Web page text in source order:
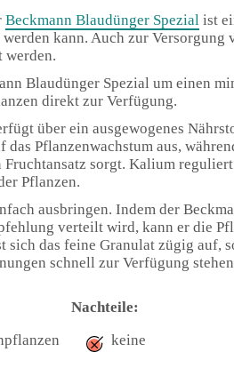
Beckmann Blaudünger Spezial ist
kann. Auch zur Versorgung
werden.
Blaudünger Spezial um einen
direkt zur Verfügung.
über ein ausgewogenes
Pflanzenwachstum aus,
sorgt. Kalium
Pflanzen.
ausbringen. Indem der
verteilt wird, kann er die
sich das feine Granulat zügig auf,
schnell zur Verfügung
Nachteile:
keine